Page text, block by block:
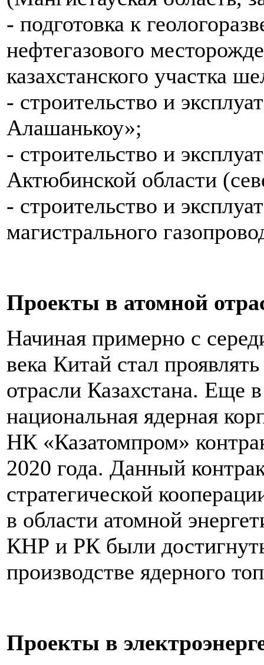
- подготовка к
нефтегазового
казахстанского участка
- строительство и
Алашанькоу»;
- строительство и
Актюбинской области
- строительство и
магистрального
Проекты в атомной
Начиная примерно с
века Китай стал
отрасли Казахстана. Еще
национальная ядерная
НК «Казатомпром»
2020 года. Данный
стратегической
в области атомной
КНР и РК были
производстве ядерного
Проекты в